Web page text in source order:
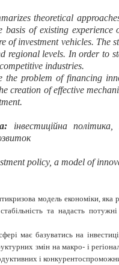
theoretical
basis of existing
of investment vehicles. The
regional levels. In order to
industries.
the problem of financing
creation of effective
.
інвестиційна політика,
policy, a model of
модель економіки, яка
та надасть
має базуватись на
змін на макро- і
і